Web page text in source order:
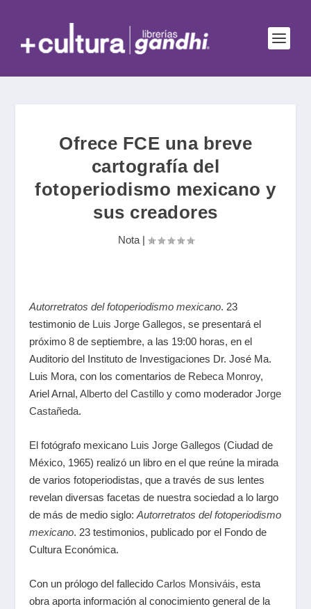
Ofrece FCE una breve
cartografía del
fotoperiodismo mexicano y
sus creadores
Nota|
Autorretratos del fotoperiodismo mexicano. 23
testimonio de Luis Jorge Gallegos, se presentará el
próximo 8 de septiembre, a las 19:00 horas, en el
Auditorio del Instituto de Investigaciones Dr. José Ma.
Luis Mora, con los comentarios de Rebeca Monroy,
Ariel Arnal,Alberto del Castillo y como moderadorJorge
Castañeda.
El fotógrafo mexicano Luis Jorge Gallegos (Ciudad de
México, 1965) realizó un libro en el que reúne la mirada
de varios fotoperiodistas, que a través de sus lentes
revelan diversas facetas de nuestra sociedad a lo largo
de más de medio siglo:Autorretratos del fotoperiodismo
mexicano. 23 testimonios, publicado por el Fondo de
Cultura Económica.
Con un prólogo del fallecidoCarlos Monsiváis, esta
obra aporta información al conocimiento general de la